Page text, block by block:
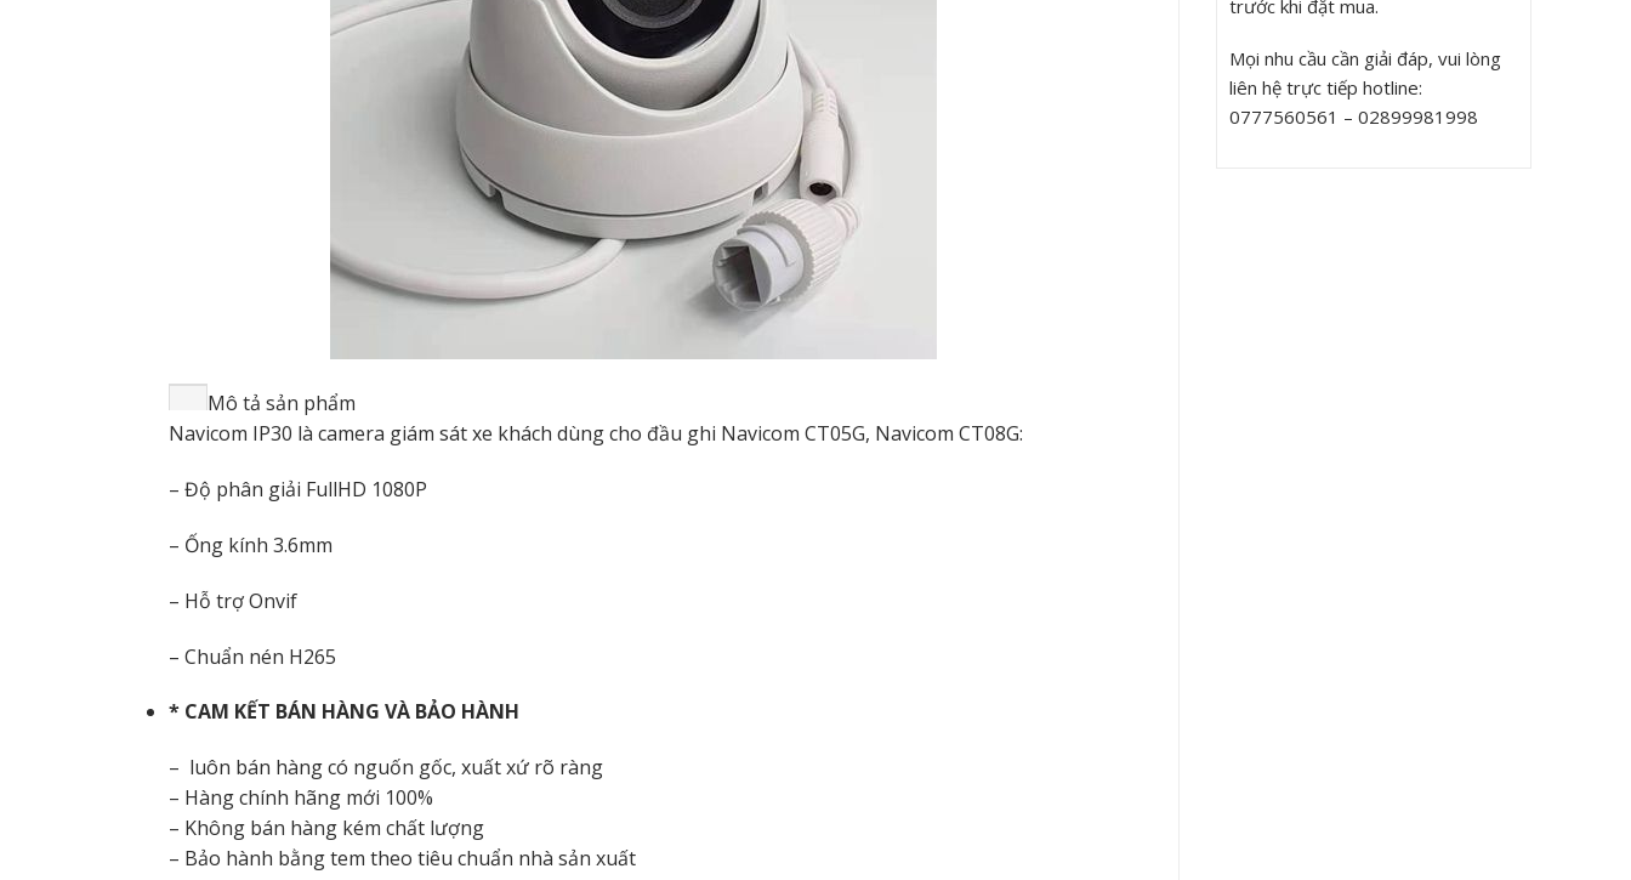
trước khi đặt mua.
Mọi nhu cầu cần giải đáp, vui lòng
liên hệ trực tiếp hotline:
0777560561 – 02899981998
Mô tả sản phẩm
Navicom IP30 là camera giám sát xe khách dùng cho đầu ghi Navicom CT05G, Navicom CT08G:
– Độ phân giải FullHD 1080P
– Ống kính 3.6mm
– Hỗ trợ Onvif
– Chuẩn nén H265
* CAM KẾT BÁN HÀNG VÀ BẢO HÀNH
– luôn bán hàng có nguốn gốc, xuất xứ rõ ràng
– Hàng chính hãng mới 100%
– Không bán hàng kém chất lượng
– Bảo hành bằng tem theo tiêu chuẩn nhà sản xuất